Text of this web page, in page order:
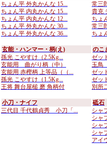
ちょん平 外丸かんな 15...
ちょん平 内丸かんな 15...
ちょん平 内丸かんな 12...
ちょん平 外丸かんな 30...
ちょん平 外丸かんな 36...
常三
貴克
ちょ
常三
ちょ
玄能・ハンマー・柄(え)
孫光 こやすけ（2.5Kg...
玄能用 曲がり柄（中）
玄能用 赤樫柄 上等品（（...
孫光 こやすけ（1.5Kg...
王将 舞台屋槌 磨 角柄付
のこ
ゼッ
玉鳥
ゼッ
ゼッ
別所
小刀・ナイフ
三代目 千代鶴貞秀 小刀「...
砥石
シャ
シャ
シャ
シャ
アイ